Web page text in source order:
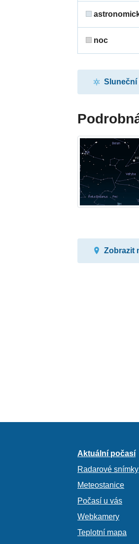
noc
Sluneční
Zobrazit
Aktuální počasí
Radarové snímky
Meteostanice
Počasí u vás
Webkamery
Teplotní mapa